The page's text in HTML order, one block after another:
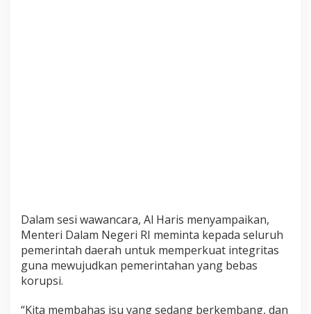
Dalam sesi wawancara, Al Haris menyampaikan,
Menteri Dalam Negeri RI meminta kepada seluruh
pemerintah daerah untuk memperkuat integritas
guna mewujudkan pemerintahan yang bebas
korupsi.
“Kita membahas isu yang sedang berkembang, dan